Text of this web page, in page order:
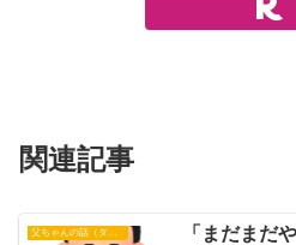
関連記事
「まだまだ